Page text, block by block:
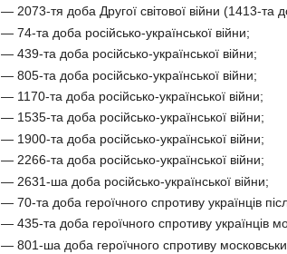
— 2073-тя доба Другої світової війни (1413-та
— 74-та доба російсько-української війни;
— 439-та доба російсько-української війни;
— 805-та доба російсько-української війни;
— 1170-та доба російсько-української війни;
— 1535-та доба російсько-української війни;
— 1900-та доба російсько-української війни;
— 2266-та доба російсько-української війни;
— 2631-ша доба російсько-української війни;
— 70-та доба героїчного спротиву українців
— 435-та доба героїчного спротиву українців
— 801-ша доба героїчного спротиву